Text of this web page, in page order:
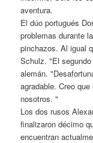
aventura.
El dúo portugués
problemas durante
pinchazos. Al igual
Schulz. "El
alemán.
agradable. Creo
nosotros. "
Los dos rusos
finalizaron décimo
encuentran